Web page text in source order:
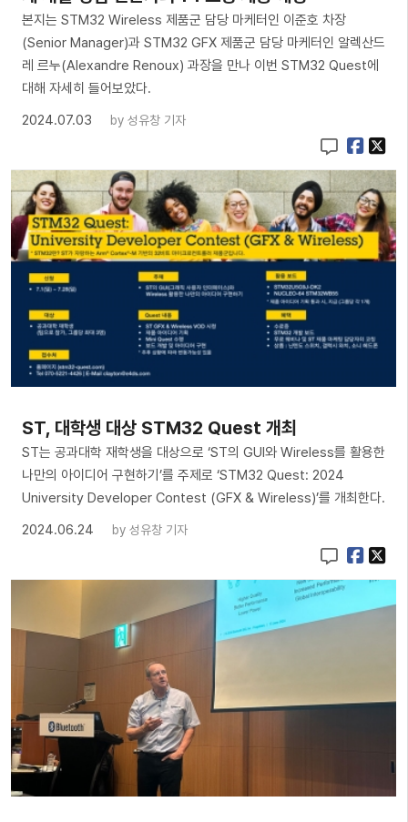
본지는 STM32 Wireless 제품군 담당 마케터인 이준호 차장
(Senior Manager)과 STM32 GFX 제품군 담당 마케터인 알렉산드
레 르누(Alexandre Renoux) 과장을 만나 이번 STM32 Quest에
대해 자세히 들어보았다.
2024.07.03
by 성유창 기자
ST, 대학생 대상 STM32 Quest 개최
ST는 공과대학 재학생을 대상으로 ‘ST의 GUI와 Wireless를 활용한
나만의 아이디어 구현하기’를 주제로 ‘STM32 Quest: 2024
University Developer Contest (GFX & Wireless)’를 개최한다.
2024.06.24
by 성유창 기자